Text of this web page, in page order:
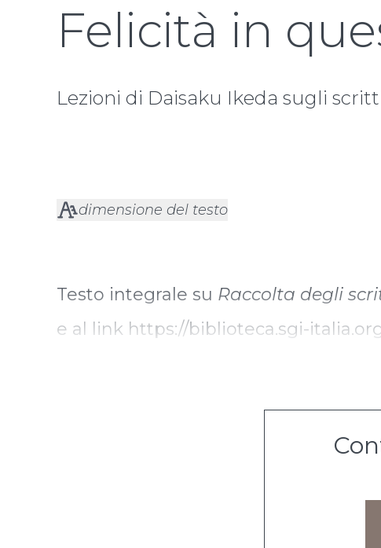
Felicità in
Lezioni di Daisaku Ikeda sugli
dimensione del testo
Testo integrale su Raccolta degli
e al link https://biblioteca.sgi-